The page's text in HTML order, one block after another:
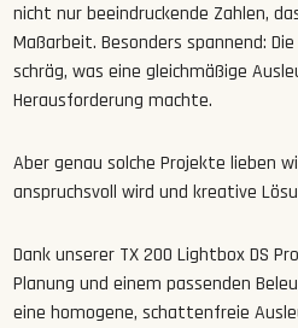
nicht nur beeindruckende Zahlen,
Maßarbeit. Besonders spannend:
schräg, was eine gleichmäßige
Herausforderung machte.
Aber genau solche Projekte lieben
anspruchsvoll wird und kreative
Dank unserer TX 200 Lightbox DS
Planung und einem passenden
eine homogene, schattenfreie